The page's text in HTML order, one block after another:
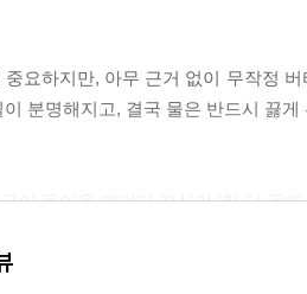
중요하지만, 아무 근거 없이 무작정
이 분명해지고, 결국 물은 반드시 끓게
이 들어올 때마다 자신이 ‘한 달 동